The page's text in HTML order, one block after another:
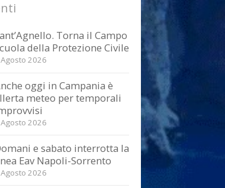
Torna il Campo
della Protezione Civile
2026
oggi in Campania è
meteo per temporali
2026
e sabato interrotta la
Eav Napoli-Sorrento
2026